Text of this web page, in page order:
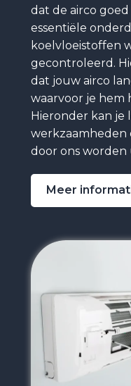
dat de airco
essentiële
koelvloeistoffen
gecontroleerd.
dat jouw airco
waarvoor je hem
Hieronder kan je
werkzaamheden
door ons worden
Meer